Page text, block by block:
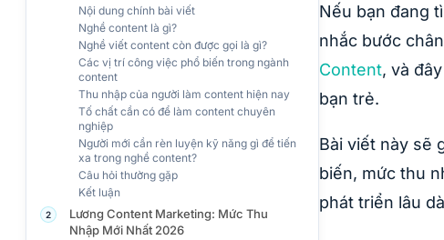
Nội dung chính bài viết
Nghề content là gì?
Nghề viết content còn được gọi là gì?
Các vị trí công việc phổ biến trong ngành
content
Thu nhập của người làm content hiện nay
Tố chất cần có để làm content chuyên
nghiệp
Người mới cần rèn luyện kỹ năng gì để tiến
xa trong nghề content?
Câu hỏi thường gặp
Kết luận
2
Lương Content Marketing: Mức Thu
Nhập Mới Nhất 2026
Nếu bạn đang
nhắc bước
Content, và
bạn trẻ.
Bài viết này sẽ
biến, mức thu
phát triển lâu